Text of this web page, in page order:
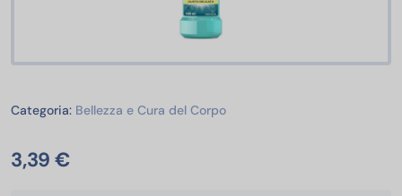
Categoria: Bellezza e Cura del CorpoBellezza e Cura del Corpo
3,39 €